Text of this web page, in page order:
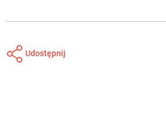
Udostępnij